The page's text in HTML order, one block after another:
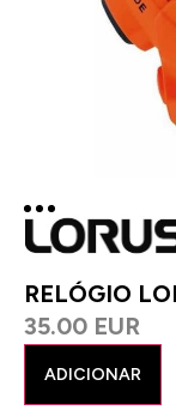
RELÓGIO
35.00 EUR
ADICIONAR